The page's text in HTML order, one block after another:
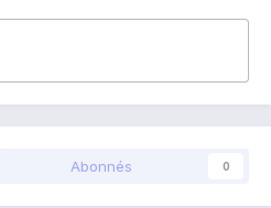
Abonnés 0